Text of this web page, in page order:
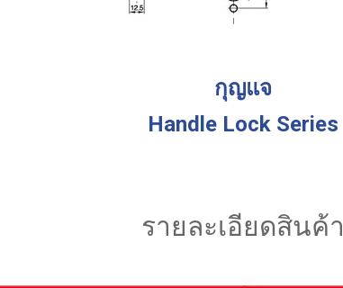
กุญแจ
Handle Lock Series
รายละเอียดสินค้า